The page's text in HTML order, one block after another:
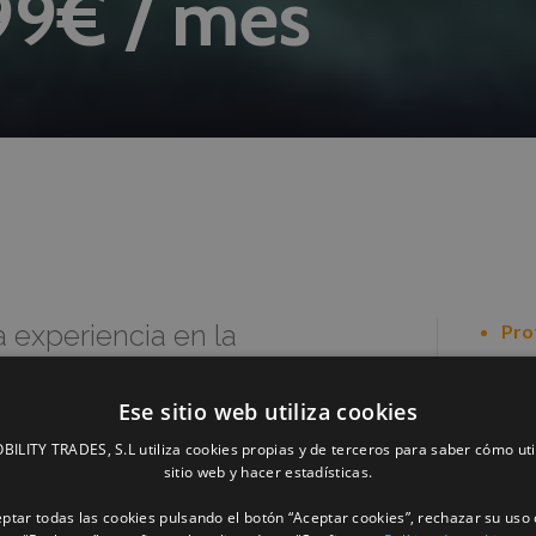
experiencia en la
receptoras de alarmas,
10 años en el mundo de
aportada por
Esto ha permitido
ofrecida para el
Ese sitio web utiliza cookies
TRADES, S.L utiliza cookies propias y de terceros para saber cómo
sitio web y hacer estadísticas.
todas las cookies pulsando el botón “Aceptar cookies”, rechazar su uso